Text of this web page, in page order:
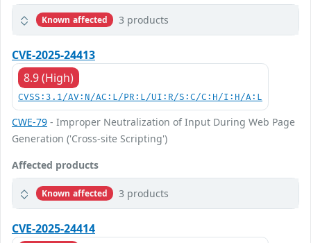
Known affected 3 products
CVE-2025-24413
8.9 (High)
CVSS:3.1/AV:N/AC:L/PR:L/UI:R/S:C/C:H/I:H/A:L
CWE-79 - Improper Neutralization of Input During Web Page
Generation ('Cross-site Scripting')
Affected products
Known affected 3 products
CVE-2025-24414